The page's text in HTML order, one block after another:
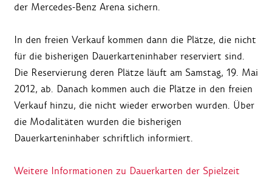
der Mercedes-Benz Arena sichern.
In den freien Verkauf kommen dann die Plätze, die nicht
für die bisherigen Dauerkarteninhaber reserviert sind.
Die Reservierung deren Plätze läuft am Samstag, 19. Mai
2012, ab. Danach kommen auch die Plätze in den freien
Verkauf hinzu, die nicht wieder erworben wurden. Über
die Modalitäten wurden die bisherigen
Dauerkarteninhaber schriftlich informiert.
Weitere Informationen zu Dauerkarten der Spielzeit